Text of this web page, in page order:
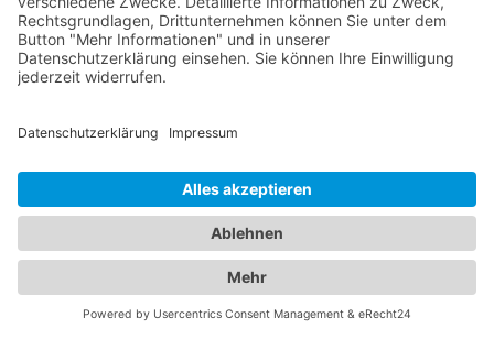
Informationen zu Augenärzten und Kinderärzten in
Ihrer Region. Sie können Profile einsehen,
Qualifikationen, Spezialisierungen, Öffnungszeiten
und Standorte erfahren sowie Bewertungen von
Sie die bestmögliche Entscheidung für die
Gesundheit Ihrer Familie treffen. Vertrauen Sie auf
unsere Plattform, um die besten Augenärzte und
Kinderärzte in Ihrer Nähe zu finden. Sorgen Sie
dafür, dass Ihre Familie in den Händen erfahrener
und fürsorglicher Ärzte ist.